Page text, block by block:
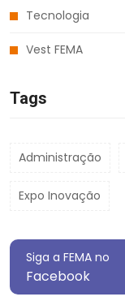
Tecnologia
Vest FEMA
Tags
Administração
Expo Inovação
Siga a FEMA no
Facebook